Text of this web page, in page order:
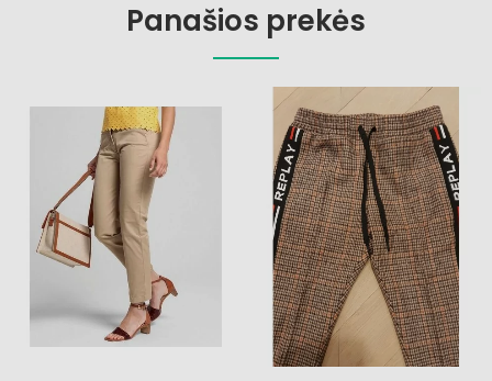
Panašios prekės